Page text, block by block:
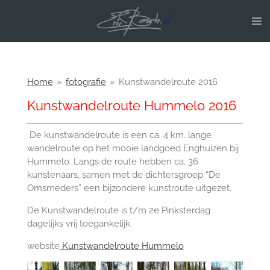
Home » fotografie » Kunstwandelroute 2016
Kunstwandelroute Hummelo 2016
De kunstwandelroute is een ca. 4 km. lange
wandelroute op het mooie landgoed Enghuizen bij
Hummelo. Langs de route hebben ca. 36
kunstenaars, samen met de dichtersgroep “De
Omsmeders” een bijzondere kunstroute uitgezet.
De Kunstwandelroute is t/m 2e Pinksterdag
dagelijks vrij toegankelijk.
websiteKunstwandelroute Hummelo